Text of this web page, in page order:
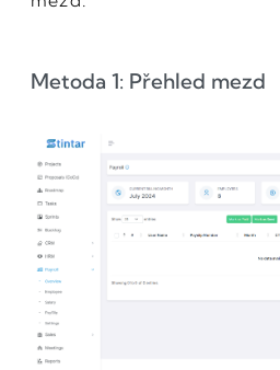
Metoda 1: Přehled mezd